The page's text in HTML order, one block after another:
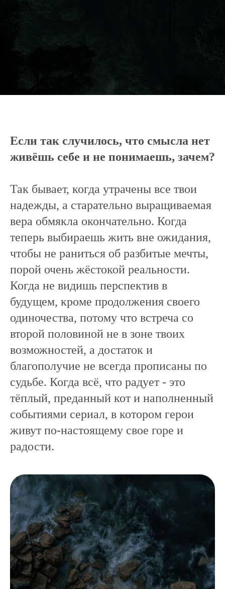
Если так случилось, что смысла нет
живёшь себе и не понимаешь, зачем?
Так бывает, когда утрачены все твои
надежды, а старательно выращиваемая
вера обмякла окончательно. Когда
теперь выбираешь жить вне ожидания,
чтобы не раниться об разбитые мечты,
порой очень жёстокой реальности.
Когда не видишь перспектив в
будущем, кроме продолжения своего
одиночества, потому что встреча со
второй половиной не в зоне твоих
возможностей, а достаток и
благополучие не всегда прописаны по
судьбе. Когда всё, что радует - это
тёплый, преданный кот и наполненный
событиями сериал, в котором герои
живут по-настоящему свое горе и
радости.